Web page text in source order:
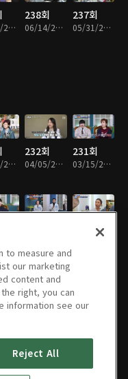
06/21/2026 • 48분
238회
06/14/2026 • 48분
237회
05/31/2026 • 48분
04/12/2026 • 48분
232회
04/05/2026 • 48분
231회
03/15/2026 • 48분
225회
220회 219회
to measure and
our marketing
content and
right, you can
information see our
Reject All